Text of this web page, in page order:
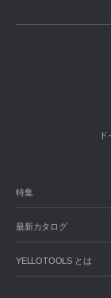
特集
最新カタログ
YELLOTOOLS とは